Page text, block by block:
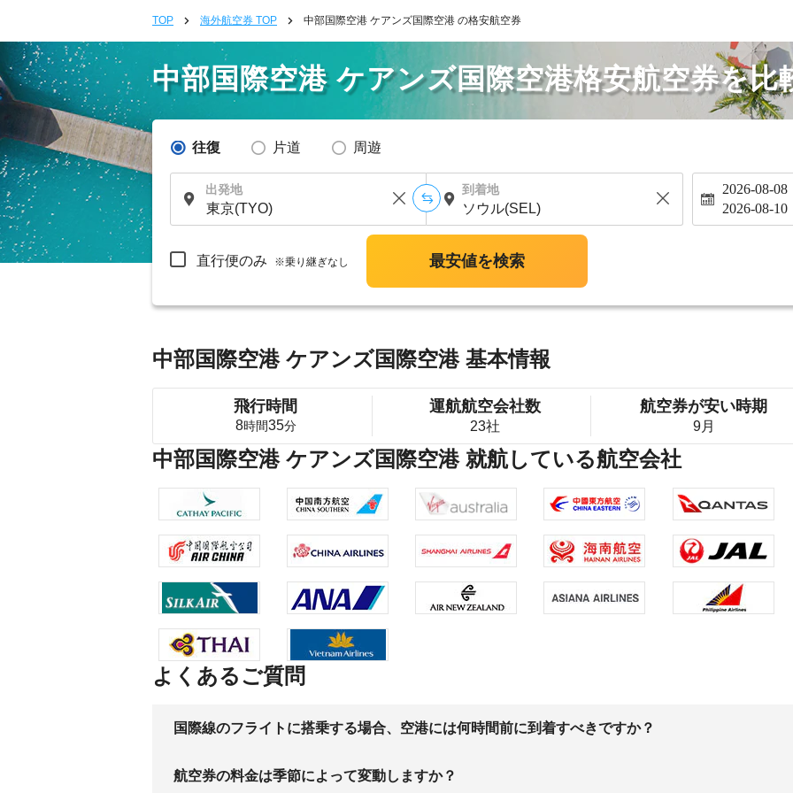
TOP 海外航空券 TOP 中部国際空港 ケアンズ国際空港 の格安航空券
中部国際空港 ケアンズ国際空港格安航空券を比
往復 片道 周遊
出発地 到着地 2026-08-08
2026-08-10
直行便のみ ※乗り継ぎなし 最安値を検索
中部国際空港 ケアンズ国際空港 基本情報
飛行時間
8時間35分
運航航空会社数
23社
航空券が安い時期
9月
中部国際空港 ケアンズ国際空港 就航している航空会社
よくあるご質問
国際線のフライトに搭乗する場合、空港には何時間前に到着すべきですか？
航空券の料金は季節によって変動しますか？